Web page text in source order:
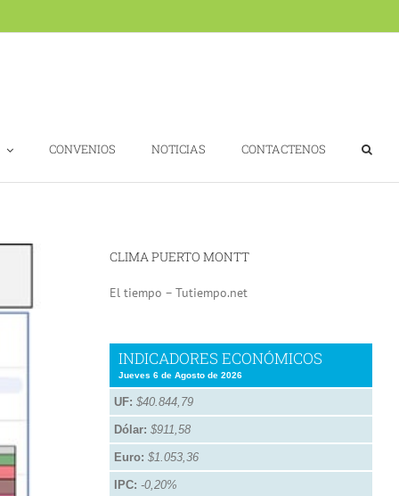
CONVENIOS NOTICIAS CONTACTENOS
CLIMA PUERTO MONTT
El tiempo – Tutiempo.net
INDICADORES ECONÓMICOS
Jueves 6 de Agosto de 2026
UF: $40.844,79
Dólar: $911,58
Euro: $1.053,36
IPC: -0,20%